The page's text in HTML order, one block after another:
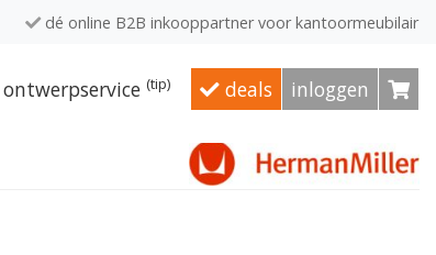
ontwerpservice (tip) deals inloggen
dé online B2B inkooppartner voor kantoormeubilair